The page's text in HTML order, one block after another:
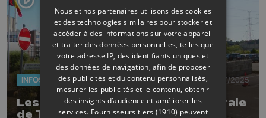
INFOS 01/07/2025
Les militaires de retour à la centrale
de Tihange
Nous et nos partenaires utilisons des cookies
et des technologies similaires pour stocker et
accéder à des informations sur votre appareil
et traiter des données personnelles, telles que
votre adresse IP, des identifiants uniques et
des données de navigation, afin de proposer
des publicités et du contenu personnalisés,
mesurer les publicités et le contenu, obtenir
des insights d’audience et améliorer les
services. Fournisseurs tiers (1910) peuvent